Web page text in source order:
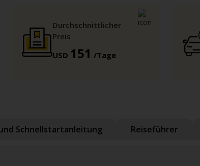
Durchschnittlicher
Preis
USD 151 /Tage
Schnellstartanleitung Reiseführer